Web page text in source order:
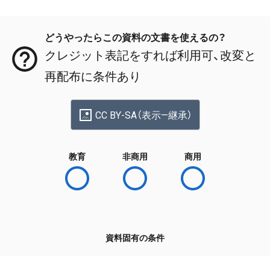
どうやったらこの資料の文書を使えるの？
クレジット表記をすれば利用可、改変と
再配布に条件あり
CC BY-SA（表示—継承）
教育 非商用 商用
資料固有の条件